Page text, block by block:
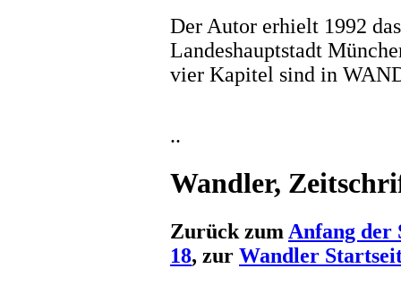
Der Autor erhielt 1992
Landeshauptstadt
vier Kapitel sind in
..
Wandler,
Zurück zum Anfang der
18, zur Wandler